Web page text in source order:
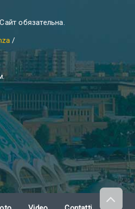
обязательна.
/